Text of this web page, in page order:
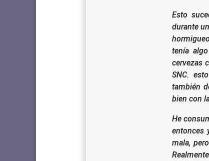
Esto
durante
tenía
cervezas
SNC.
también
bien con
He
entonces
mala,